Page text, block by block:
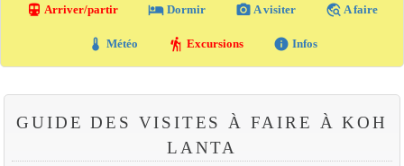
directions_transit Arriver/partir local_hotel Dormir photo_camera A visiter travel_explore A faire
thermostat Météo hiking Excursions info Infos
GUIDE DES VISITES À FAIRE À KOH
LANTA